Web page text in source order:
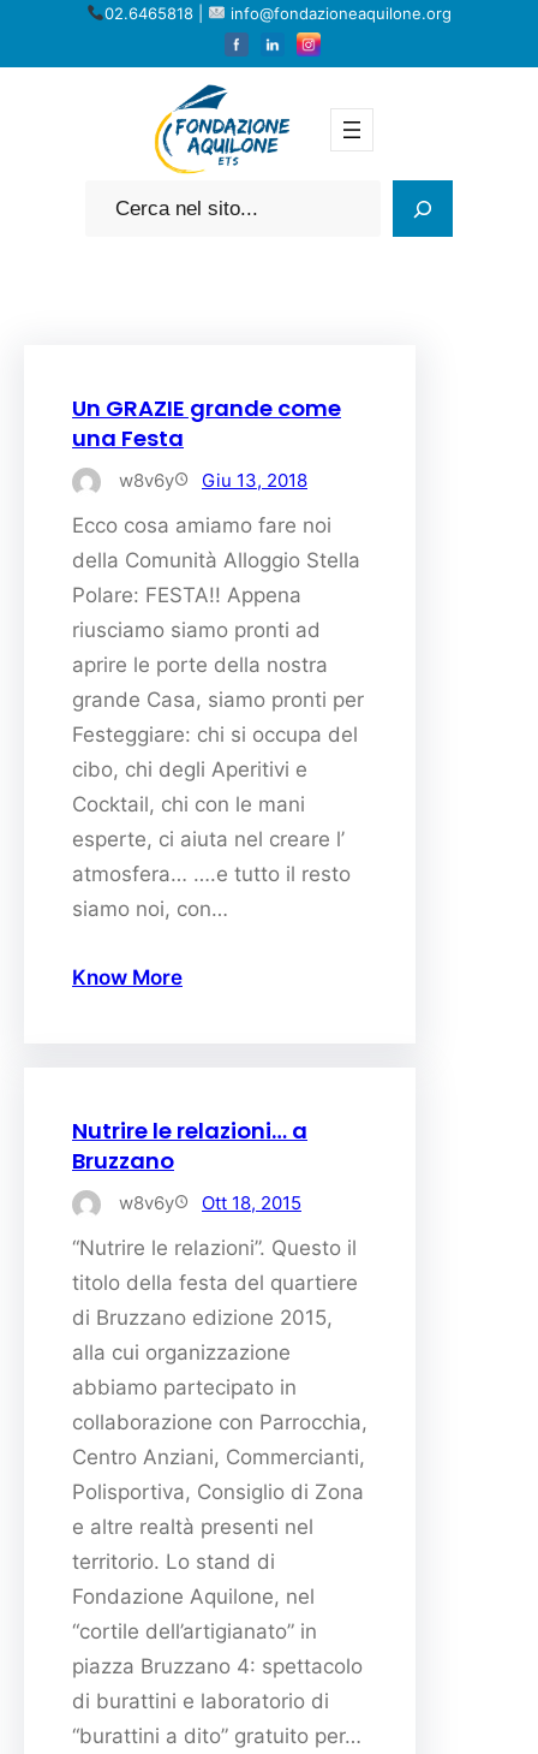
02.6465818 | info@fondazioneaquilone.org
Cerca
Un GRAZIE grande come
una Festa
w8v6y Giu 13, 2018
Ecco cosa amiamo fare noi
della Comunità Alloggio Stella
Polare: FESTA!! Appena
riusciamo siamo pronti ad
aprire le porte della nostra
grande Casa, siamo pronti per
Festeggiare: chi si occupa del
cibo, chi degli Aperitivi e
Cocktail, chi con le mani
esperte, ci aiuta nel creare l’
atmosfera… ….e tutto il resto
siamo noi, con…
Know More
Nutrire le relazioni… a
Bruzzano
w8v6y Ott 18, 2015
“Nutrire le relazioni”. Questo il
titolo della festa del quartiere
di Bruzzano edizione 2015,
alla cui organizzazione
abbiamo partecipato in
collaborazione con Parrocchia,
Centro Anziani, Commercianti,
Polisportiva, Consiglio di Zona
e altre realtà presenti nel
territorio. Lo stand di
Fondazione Aquilone, nel
“cortile dell’artigianato” in
piazza Bruzzano 4: spettacolo
di burattini e laboratorio di
“burattini a dito” gratuito per…